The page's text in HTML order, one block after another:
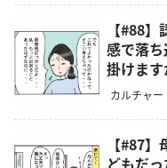
【#88
感で落
掛けま
カルチャー
【#87